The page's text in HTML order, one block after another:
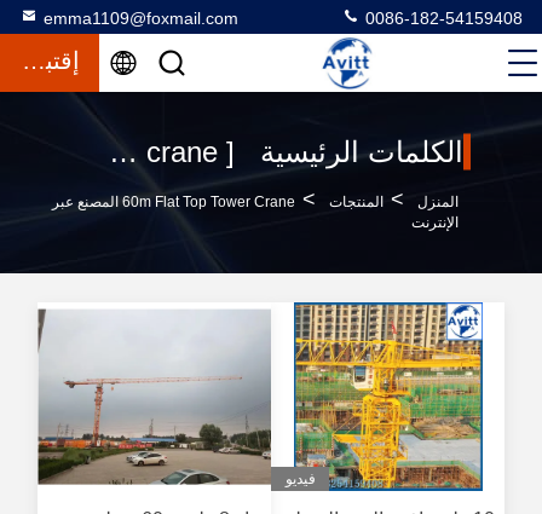
emma1109@foxmail.com 0086-182-54159408
إقتباس
الكلمات الرئيسية [ 60m flat top tower crane ] تطابق 534 المنتجات
المنزل > المنتجات >
60m Flat Top Tower Crane المصنع عبر
الإنترنت
فيديو